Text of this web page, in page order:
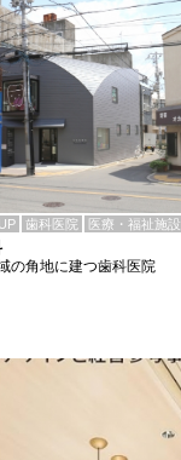
歯科医院 医療・福祉施設
の角地に建つ歯科医院